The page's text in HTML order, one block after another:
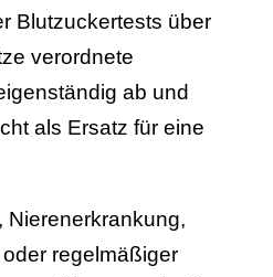
Blutzuckertests über
verordnete
ab und
als Ersatz für eine
Nierenerkrankung,
regelmäßiger